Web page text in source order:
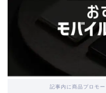
記事内に商品プロモ